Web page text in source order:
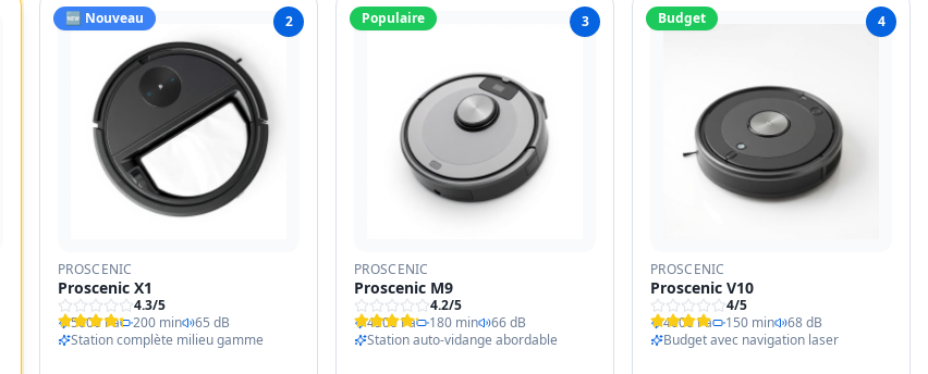
🆕 Nouveau 2
PROSCENIC
Proscenic X1
4.3/5
5000 Pa
200 min
65 dB
Station complète milieu gamme
Populaire 3
PROSCENIC
Proscenic M9
4.2/5
4500 Pa
180 min
66 dB
Station auto-vidange abordable
Budget 4
PROSCENIC
Proscenic V10
4/5
4000 Pa
150 min
68 dB
Budget avec navigation laser